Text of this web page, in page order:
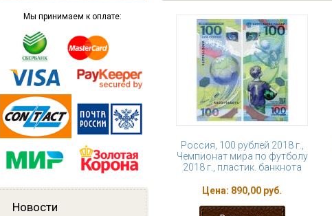
Мы принимаем к оплате:
Новости
Россия, 100 рублей 2018 г.,
Чемпионат мира по футболу
2018 г., пластик. банкнота
Цена: 890,00 руб.